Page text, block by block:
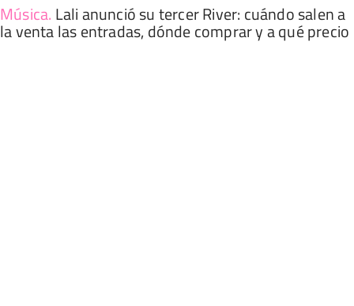
Música. Lali anunció su tercer River: cuándo salen a
la venta las entradas, dónde comprar y a qué precio